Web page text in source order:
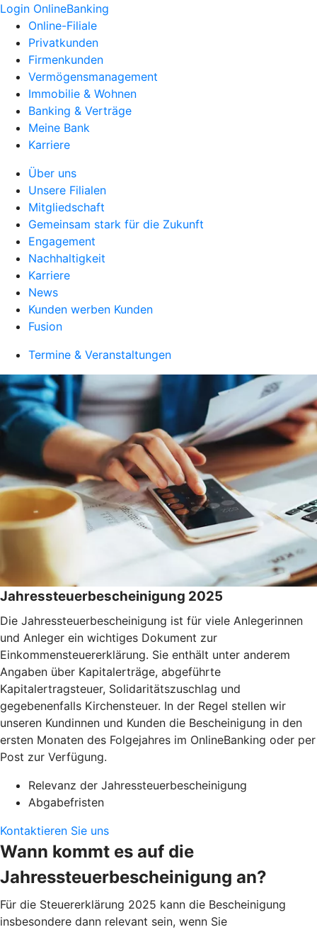
Login OnlineBanking
Online-Filiale
Privatkunden
Firmenkunden
Vermögensmanagement
Immobilie & Wohnen
Banking & Verträge
Meine Bank
Karriere
Über uns
Unsere Filialen
Mitgliedschaft
Gemeinsam stark für die Zukunft
Engagement
Nachhaltigkeit
Karriere
News
Kunden werben Kunden
Fusion
Termine & Veranstaltungen
Jahressteuerbescheinigung 2025
Die Jahressteuerbescheinigung ist für viele Anlegerinnen
und Anleger ein wichtiges Dokument zur
Einkommensteuererklärung. Sie enthält unter anderem
Angaben über Kapitalerträge, abgeführte
Kapitalertragsteuer, Solidaritätszuschlag und
gegebenenfalls Kirchensteuer. In der Regel stellen wir
unseren Kundinnen und Kunden die Bescheinigung in den
ersten Monaten des Folgejahres im OnlineBanking oder per
Post zur Verfügung.
Relevanz der Jahressteuerbescheinigung
Abgabefristen
Kontaktieren Sie uns
Wann kommt es auf die
Jahressteuerbescheinigung an?
Für die Steuererklärung 2025 kann die Bescheinigung
insbesondere dann relevant sein, wenn Sie